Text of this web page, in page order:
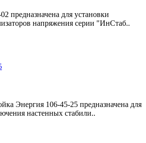
предназначена для установки
напряжения серии "ИнСтаб..
Энергия 106-45-25 предназначена для
настенных стабили..